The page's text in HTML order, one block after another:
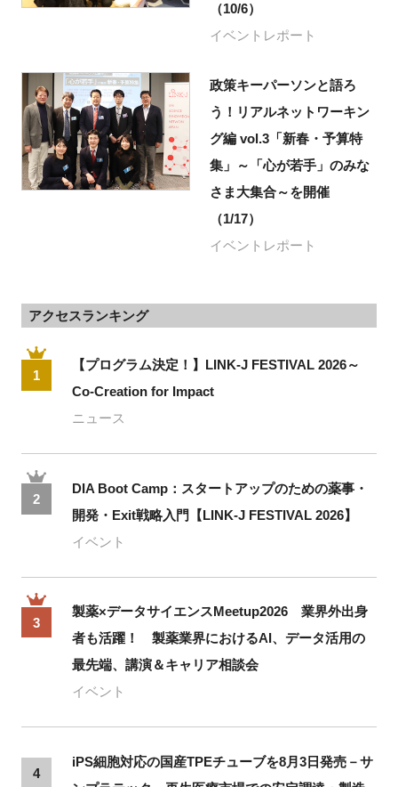
（10/6）
イベントレポート
政策キーパーソンと語ろ
う！リアルネットワーキン
グ編 vol.3「新春・予算特
集」～「心が若手」のみな
さま大集合～を開催
（1/17）
イベントレポート
アクセスランキング
1
【プログラム決定！】LINK-J FESTIVAL 2026～
Co-Creation for Impact
ニュース
2
DIA Boot Camp：スタートアップのための薬事・
開発・Exit戦略入門【LINK-J FESTIVAL 2026】
イベント
3
製薬×データサイエンスMeetup2026 業界外出身
者も活躍！ 製薬業界におけるAI、データ活用の
最先端、講演＆キャリア相談会
イベント
4
iPS細胞対応の国産TPEチューブを8月3日発売－サ